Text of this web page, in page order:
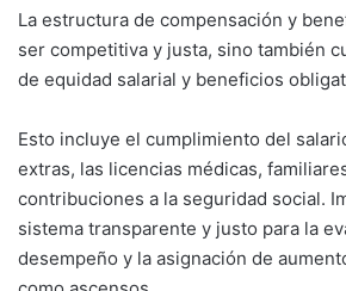
La estructura de compensación y
ser competitiva y justa, sino también
de equidad salarial y beneficios
Esto incluye el cumplimiento del
extras, las licencias médicas,
contribuciones a la seguridad social.
sistema transparente y justo para la
desempeño y la asignación de